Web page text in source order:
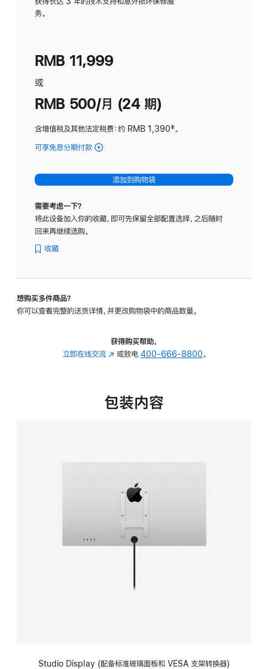
务。
RMB 11,999
或
RMB 500/月 (24 期)
含增值税及其他法定税费：约 RMB 1,390脚
‡。
可享免息分期付款 (Studio
-
标
璃
转
的
添加到购物袋
需要考虑一下？
将此设备加入你的收藏，即可先保留全部配置选择，之后随时
回来再继续选购。
收藏
想购买多件商品？
你可以查看完整的送货详情，并更改购物袋中的商品数量。
获得购买帮助，
立即在线交流 (在
中
或致电 400-666-8800。
包装内容
Studio Display (配备标准玻璃面板和 VESA 支架转换器)